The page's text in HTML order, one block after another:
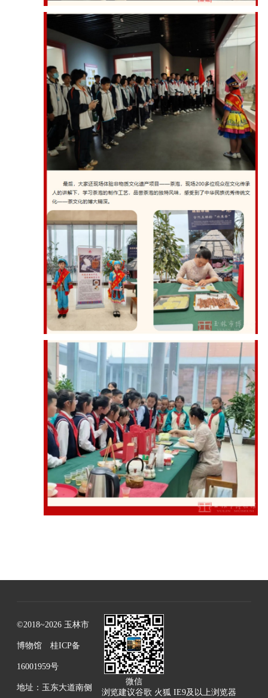
©2018~2026 玉林市
博物馆 桂ICP备
16001959号
地址：玉东大道南侧
微信
浏览建议谷歌 火狐 IE9及以上浏览器